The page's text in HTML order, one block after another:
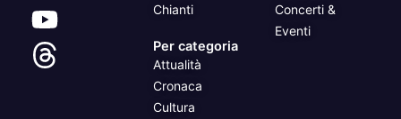
Chianti
Per categoria
Attualità
Cronaca
Cultura
Concerti &
Eventi